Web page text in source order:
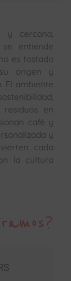
y cercana,
entiende
es tostado
origen y
El ambiente
en
café y
y
cada
la cultura